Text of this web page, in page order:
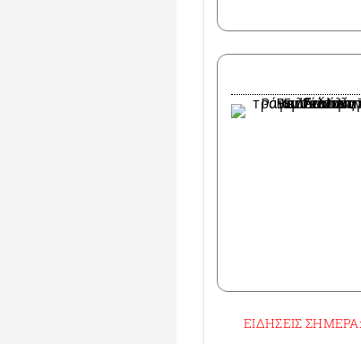
ΕΙΔΗΣΕΙΣ ΣΗΜΕΡΑ: